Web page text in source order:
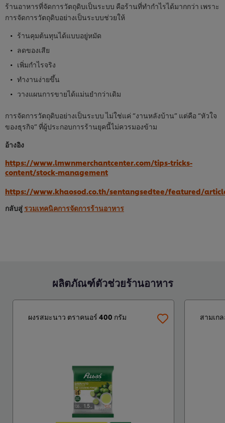
ร้านอาหารที่จัดการวัตถุดิบเป็นระบบ คือร้านที่ทำกำไรได้มากกว่า เพราะ
การจัดการวัตถุดิบอย่างเป็นระบบช่วยให้
ร้านคุมต้นทุนได้แบบอยู่หมัด
ลดของเสีย
เพิ่มกำไรจริง
ทำงานง่ายขึ้น
วางแผนการขายได้แม่นยำกว่าเดิม
การจัดการวัตถุดิบอย่างเป็นระบบ ไม่ใช่แค่ “งานหลังบ้าน” แต่คือ “หัวใจ
ของธุรกิจ” ที่ผู้ประกอบการร้านยุคนี้ไม่ควรมองข้าม
อ้างอิง
https://www.lmwnmerchantcenter.com/tips-tricks-
content/stock-management
https://www.khaosod.co.th/sentangsedtee/featured/
กลับสู่ รวมเทคนิคการจัดการร้านอาหาร
ผลิตภัณฑ์ตัวช่วยร้านอาหาร
ผงรสมะนาว ตราคนอร์ 400 กรัม สามเก